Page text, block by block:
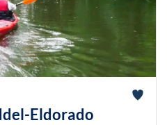
Eldorado